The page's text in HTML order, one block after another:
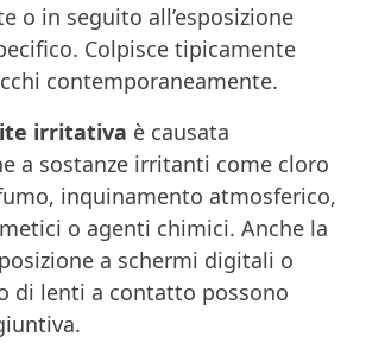
o in seguito all’esposizione
Colpisce tipicamente
contemporaneamente.
irritativa è causata
a sostanze irritanti come cloro
inquinamento atmosferico,
o agenti chimici. Anche la
a schermi digitali o
di lenti a contatto possono